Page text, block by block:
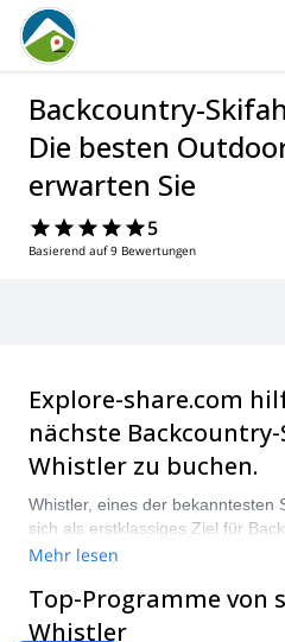
Backcountry-
Die besten
erwarten Sie
5
Basierend auf 9 Bewertungen
Explore-share.com
nächste
Whistler zu buchen.
Whistler, eines der bekanntesten
sich als erstklassiges Ziel für
Namen gemacht. Diese
Vancouver, ist bekannt für die
Jahr erhält. Mieten Sie einen
Mehr lesen
Top-Programme von
Whistler